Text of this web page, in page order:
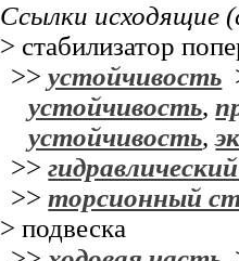
Ссылки исходящие
> стабилизатор
>>устойчивость
устойчивость,
устойчивость,
>>
>>торсионный
> подвеска